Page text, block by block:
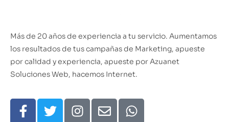
Más de 20 años de experiencia a tu servicio. Aumentamos
los resultados de tus campañas de Marketing, apueste
por calidad y experiencia, apueste por Azuanet
Soluciones Web, hacemos Internet.